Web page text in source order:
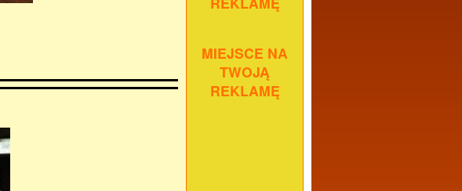
MIEJSCE NA
TWOJĄ
REKLAMĘ